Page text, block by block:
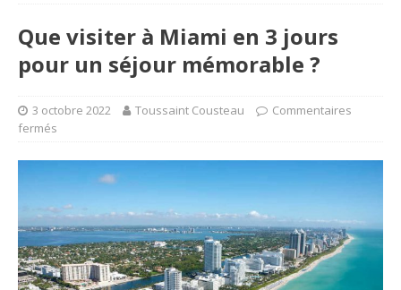
​Que visiter à Miami en 3 jours
pour un séjour mémorable ?
3 octobre 2022 Toussaint Cousteau
Commentaires
fermés